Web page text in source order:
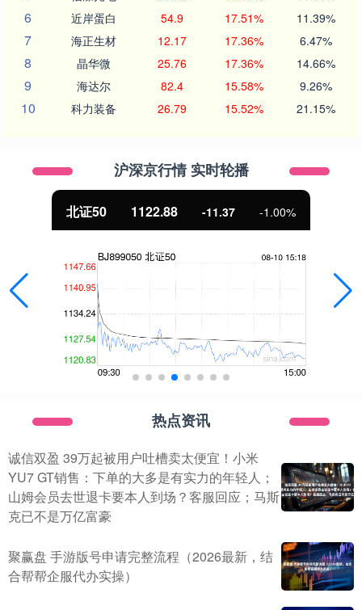
6 近岸蛋白 54.9 17.51% 11.39%
7 海正生材 12.17 17.36% 6.47%
8 晶华微 25.76 17.36% 14.66%
9 海达尔 82.4 15.58% 9.26%
10 科力装备 26.79 15.52% 21.15%
沪深京行情 实时轮播
北证50 1122.88 -11.37 -1.00%
热点资讯
诚信双盈 39万起被用户吐槽卖太便宜！小米
YU7 GT销售：下单的大多是有实力的年轻人；
山姆会员去世退卡要本人到场？客服回应；马斯
克已不是万亿富豪
聚赢盘 手游版号申请完整流程（2026最新，结
合帮帮企服代办实操）